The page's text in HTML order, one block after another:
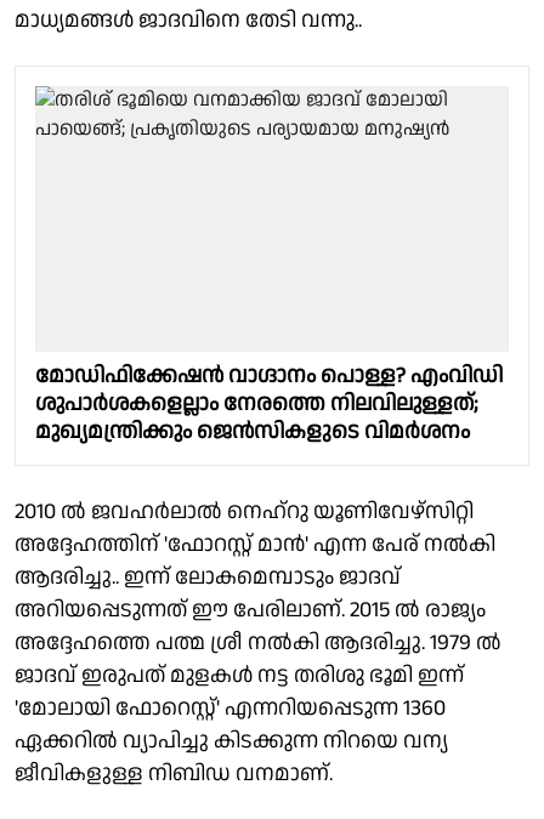
മാധ്യമങ്ങള്‍ ജാദവിനെ തേടി വന്നു..
മോഡിഫിക്കേഷന്‍ വാഗ്ദാനം പൊള്ള? എംവിഡി
ശുപാര്‍ശകളെല്ലാം നേരത്തെ നിലവിലുള്ളത്;
മുഖ്യമന്ത്രിക്കും ജെന്‍സികളുടെ വിമര്‍ശനം
2010 ല്‍ ജവഹര്‍ലാല്‍ നെഹ്‌റു യൂണിവേഴ്‌സിറ്റി
അദ്ദേഹത്തിന് 'ഫോറസ്റ്റ് മാന്‍' എന്ന പേര് നല്‍കി
ആദരിച്ചു.. ഇന്ന് ലോകമെമ്പാടും ജാദവ്
അറിയപ്പെടുന്നത് ഈ പേരിലാണ്. 2015 ല്‍ രാജ്യം
അദ്ദേഹത്തെ പത്മ ശ്രീ നല്‍കി ആദരിച്ചു. 1979 ല്‍
ജാദവ് ഇരുപത് മുളകള്‍ നട്ട തരിശു ഭൂമി ഇന്ന്
'മോലായി ഫോറെസ്റ്റ്' എന്നറിയപ്പെടുന്ന 1360
ഏക്കറില്‍ വ്യാപിച്ചു കിടക്കുന്ന നിറയെ വന്യ
ജീവികളുള്ള നിബിഡ വനമാണ്.